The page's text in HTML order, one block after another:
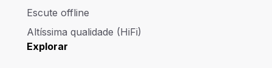
Escute offline
Altíssima qualidade (HiFi)
Explorar